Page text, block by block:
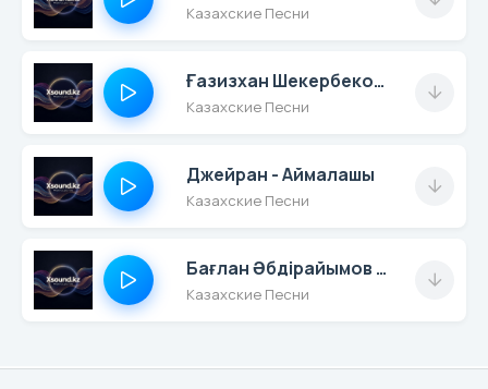
Казахские Песни
Ғазизхан Шекербеков - Әке-Ана
Казахские Песни
Джейран - Аймалашы
Казахские Песни
Бағлан Əбдірайымов - Дейсің Бе
Казахские Песни